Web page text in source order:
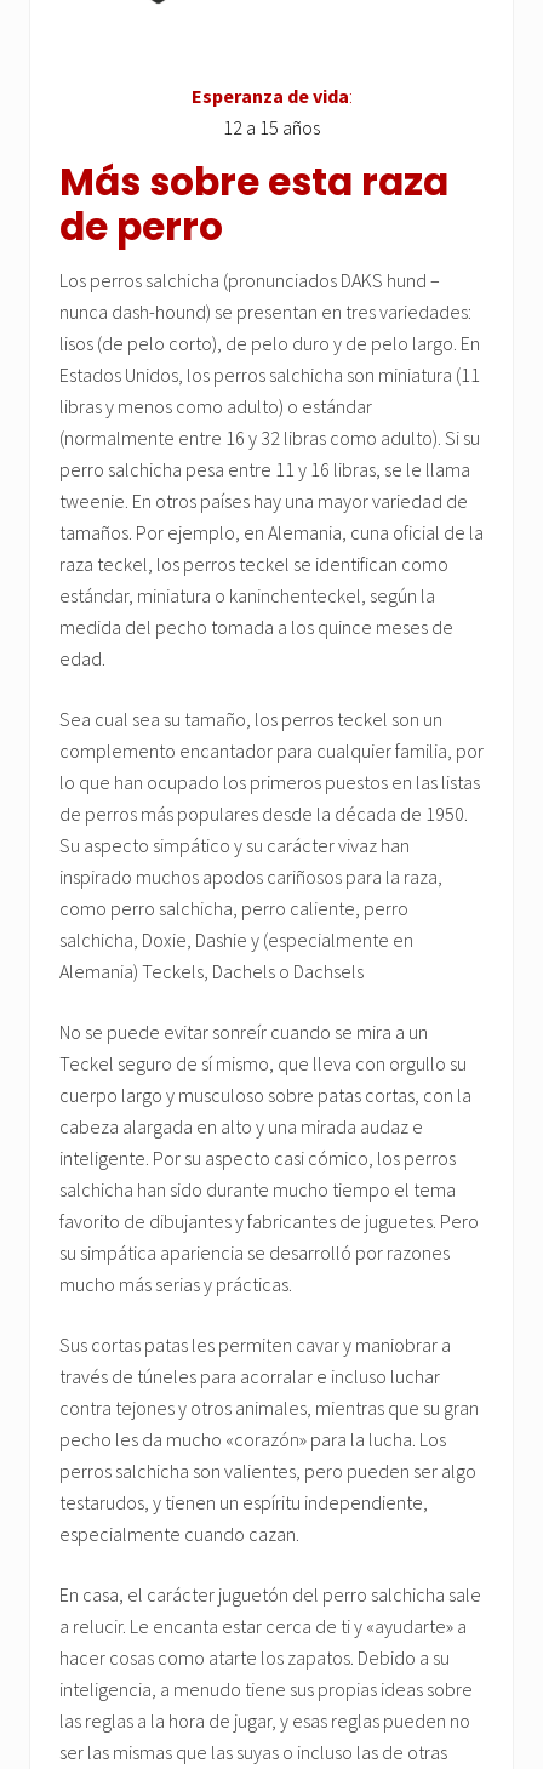
Esperanza de vida:
12 a 15 años
Más sobre esta raza
de perro
Los perros salchicha (pronunciados DAKS hund –
nunca dash-hound) se presentan en tres variedades:
lisos (de pelo corto), de pelo duro y de pelo largo. En
Estados Unidos, los perros salchicha son miniatura (11
libras y menos como adulto) o estándar
(normalmente entre 16 y 32 libras como adulto). Si su
perro salchicha pesa entre 11 y 16 libras, se le llama
tweenie. En otros países hay una mayor variedad de
tamaños. Por ejemplo, en Alemania, cuna oficial de la
raza teckel, los perros teckel se identifican como
estándar, miniatura o kaninchenteckel, según la
medida del pecho tomada a los quince meses de
edad.
Sea cual sea su tamaño, los perros teckel son un
complemento encantador para cualquier familia, por
lo que han ocupado los primeros puestos en las listas
de perros más populares desde la década de 1950.
Su aspecto simpático y su carácter vivaz han
inspirado muchos apodos cariñosos para la raza,
como perro salchicha, perro caliente, perro
salchicha, Doxie, Dashie y (especialmente en
Alemania) Teckels, Dachels o Dachsels
No se puede evitar sonreír cuando se mira a un
Teckel seguro de sí mismo, que lleva con orgullo su
cuerpo largo y musculoso sobre patas cortas, con la
cabeza alargada en alto y una mirada audaz e
inteligente. Por su aspecto casi cómico, los perros
salchicha han sido durante mucho tiempo el tema
favorito de dibujantes y fabricantes de juguetes. Pero
su simpática apariencia se desarrolló por razones
mucho más serias y prácticas.
Sus cortas patas les permiten cavar y maniobrar a
través de túneles para acorralar e incluso luchar
contra tejones y otros animales, mientras que su gran
pecho les da mucho «corazón» para la lucha. Los
perros salchicha son valientes, pero pueden ser algo
testarudos, y tienen un espíritu independiente,
especialmente cuando cazan.
En casa, el carácter juguetón del perro salchicha sale
a relucir. Le encanta estar cerca de ti y «ayudarte» a
hacer cosas como atarte los zapatos. Debido a su
inteligencia, a menudo tiene sus propias ideas sobre
las reglas a la hora de jugar, y esas reglas pueden no
ser las mismas que las suyas o incluso las de otras